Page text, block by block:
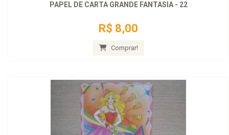
PAPEL DE CARTA GRANDE FANTASIA - 22
R$ 8,00
Comprar!